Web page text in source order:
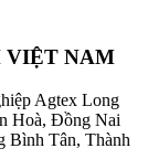
VIỆT NAM
Agtex Long
Hoà, Đồng Nai
Bình Tân, Thành